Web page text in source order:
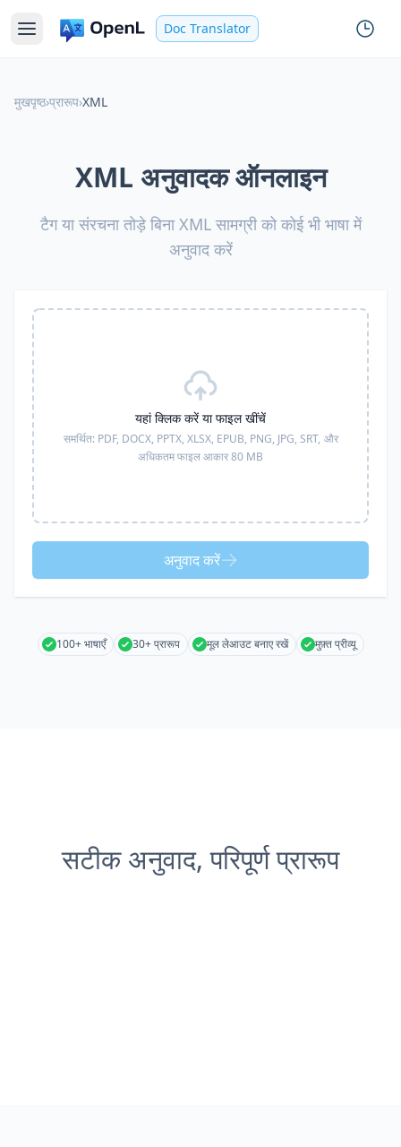
Doc Translator
मुखपृष्ठ›प्रारूप›XML
XML अनुवादक ऑनलाइन
टैग या संरचना तोड़े बिना XML सामग्री को कोई भी भाषा में
अनुवाद करें
यहां क्लिक करें या फाइल खींचें
समर्थित: PDF, DOCX, PPTX, XLSX, EPUB, PNG, JPG, SRT, और
अधिकतम फाइल आकार 80 MB
अनुवाद करें
100+ भाषाएँ 30+ प्रारूप मूल लेआउट बनाए रखें मुफ़्त प्रीव्यू
सटीक अनुवाद, परिपूर्ण प्रारूप